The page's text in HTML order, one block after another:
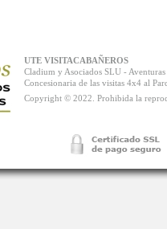
UTE VISITACABAÑEROS
Cladium y Asociados SLU -
Concesionaria de las visitas 4x4 al
Copyright © 2022. Prohibida la